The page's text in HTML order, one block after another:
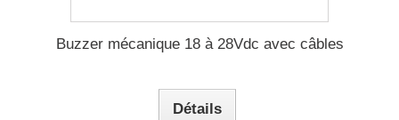
Buzzer mécanique 18 à 28Vdc avec câbles
Détails